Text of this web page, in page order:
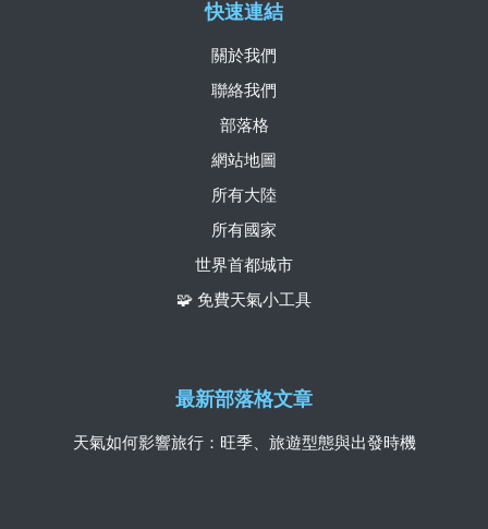
快速連結
關於我們
聯絡我們
部落格
網站地圖
所有大陸
所有國家
世界首都城市
🧩 免費天氣小工具
最新部落格文章
天氣如何影響旅行：旺季、旅遊型態與出發時機